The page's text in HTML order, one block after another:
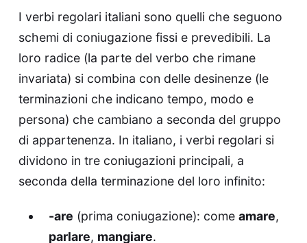
I verbi regolari italiani sono quelli che seguono
schemi di coniugazione fissi e prevedibili. La
loro radice (la parte del verbo che rimane
invariata) si combina con delle desinenze (le
terminazioni che indicano tempo, modo e
persona) che cambiano a seconda del gruppo
di appartenenza. In italiano, i verbi regolari si
dividono in tre coniugazioni principali, a
seconda della terminazione del loro infinito:
-are (prima coniugazione): come amare,
parlare, mangiare.